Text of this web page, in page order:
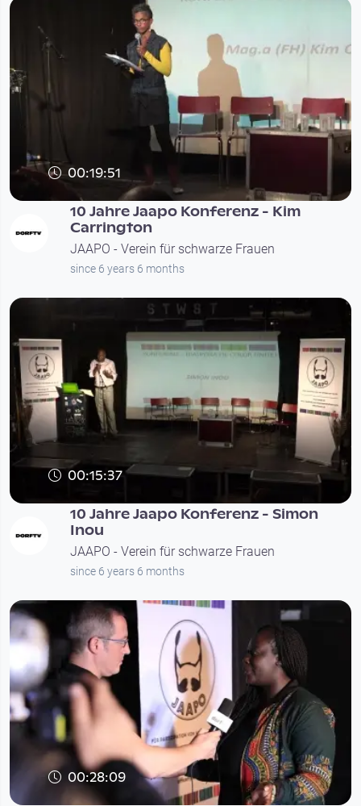
00:19:51
10 Jahre Jaapo Konferenz - Kim
Carrington
JAAPO - Verein für schwarze Frauen
since 6 years 6 months
00:15:37
10 Jahre Jaapo Konferenz - Simon
Inou
JAAPO - Verein für schwarze Frauen
since 6 years 6 months
00:28:09